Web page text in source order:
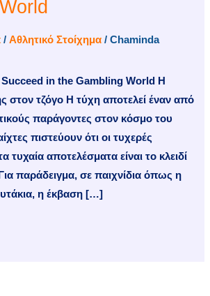
/Αθλητικό Στοίχημα /Chaminda
in the Gambling World Η
στον τζόγο Η τύχη αποτελεί έναν από
παράγοντες στον κόσμο του
πιστεύουν ότι οι τυχερές
τυχαία αποτελέσματα είναι το κλειδί
παράδειγμα, σε παιχνίδια όπως η
η έκβαση […]